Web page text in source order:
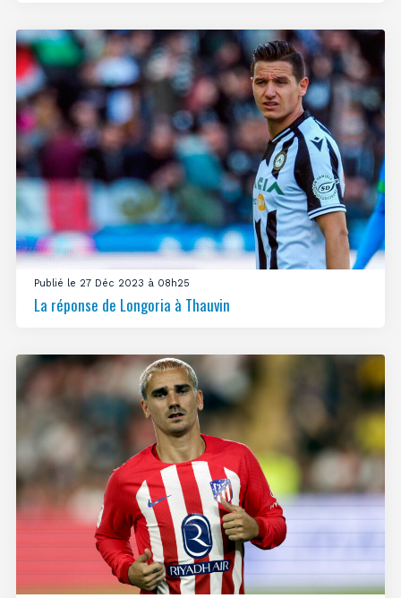
Publié le 27 Déc 2023 à 08h25
La réponse de Longoria à Thauvin